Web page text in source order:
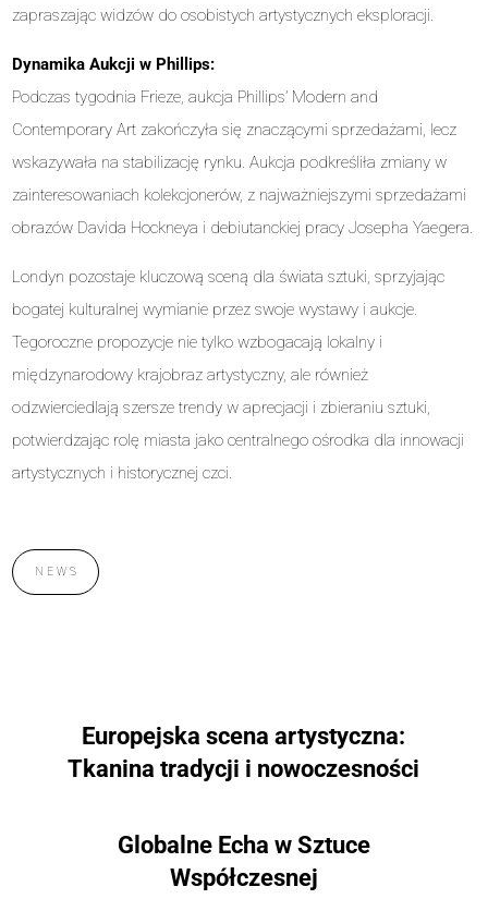
zapraszając widzów do osobistych artystycznych eksploracji.
Dynamika Aukcji w Phillips:
Podczas tygodnia Frieze, aukcja Phillips’ Modern and
Contemporary Art zakończyła się znaczącymi sprzedażami, lecz
wskazywała na stabilizację rynku. Aukcja podkreśliła zmiany w
zainteresowaniach kolekcjonerów, z najważniejszymi sprzedażami
obrazów Davida Hockneya i debiutanckiej pracy Josepha Yaegera.
Londyn pozostaje kluczową sceną dla świata sztuki, sprzyjając
bogatej kulturalnej wymianie przez swoje wystawy i aukcje.
Tegoroczne propozycje nie tylko wzbogacają lokalny i
międzynarodowy krajobraz artystyczny, ale również
odzwierciedlają szersze trendy w aprecjacji i zbieraniu sztuki,
potwierdzając rolę miasta jako centralnego ośrodka dla innowacji
artystycznych i historycznej czci.
NEWS
Europejska scena artystyczna:
Tkanina tradycji i nowoczesności
Globalne Echa w Sztuce
Współczesnej